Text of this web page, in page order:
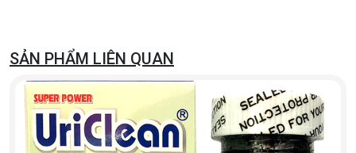
SẢN PHẨM LIÊN QUAN